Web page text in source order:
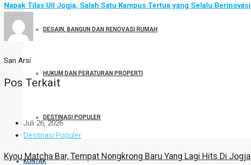
DESAIN, BANGUN DAN RENOVASI RUMAH
HUKUM DAN PERATURAN PROPERTI
DESTINASI POPULER
KONTAK
Napak Tilas UII Jogja, Salah Satu Kampus Tertua yang Selalu Berinovasi
San Arsi
Pos Terkait
Juli 26, 2026
Destinasi Populer
Kyou Matcha Bar, Tempat Nongkrong Baru Yang Lagi Hits Di Jogja